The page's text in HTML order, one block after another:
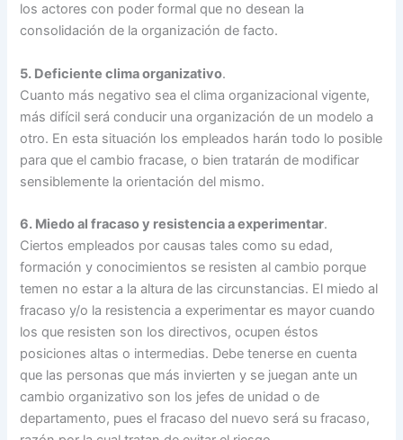
los actores con poder formal que no desean la
consolidación de la organización de facto.
5. Deficiente clima organizativo.
Cuanto más negativo sea el clima organizacional vigente,
más difícil será conducir una organización de un modelo a
otro. En esta situación los empleados harán todo lo posible
para que el cambio fracase, o bien tratarán de modificar
sensiblemente la orientación del mismo.
6. Miedo al fracaso y resistencia a experimentar.
Ciertos empleados por causas tales como su edad,
formación y conocimientos se resisten al cambio porque
temen no estar a la altura de las circunstancias. El miedo al
fracaso y/o la resistencia a experimentar es mayor cuando
los que resisten son los directivos, ocupen éstos
posiciones altas o intermedias. Debe tenerse en cuenta
que las personas que más invierten y se juegan ante un
cambio organizativo son los jefes de unidad o de
departamento, pues el fracaso del nuevo será su fracaso,